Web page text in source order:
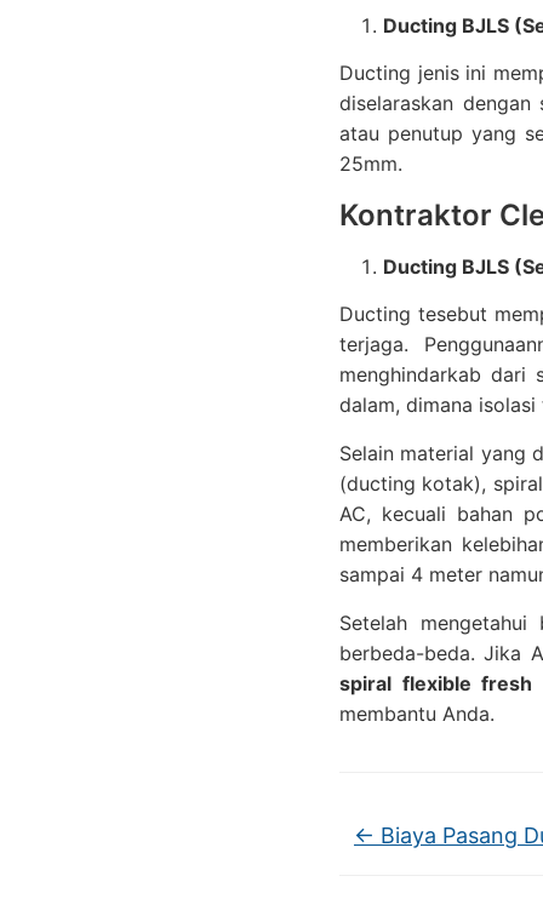
Ducting BJLS
Ducting jenis ini
diselaraskan
atau penutup yang
25mm.
Kontraktor
Ducting BJLS
Ducting tesebut
terjaga.
menghindarkab dari
dalam, dimana
Selain material yang
(ducting kotak),
AC, kecuali bahan
memberikan
sampai 4 meter
Setelah
berbeda-beda. Jika
spiral flexible fresh
membantu Anda.
← Biaya Pasang